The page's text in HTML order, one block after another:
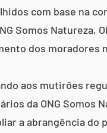
com base na
Somos Natureza,
dos moradores
aos mutirões
da ONG Somos
a abrangência do